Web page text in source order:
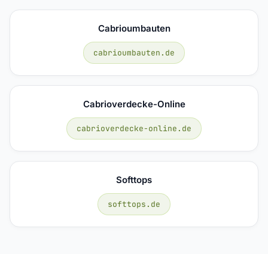
Cabrioumbauten
cabrioumbauten.de
Cabrioverdecke-Online
cabrioverdecke-online.de
Softtops
softtops.de